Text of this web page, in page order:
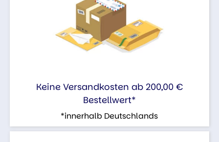
Keine Versandkosten ab 200,00 €
Bestellwert*
*innerhalb Deutschlands